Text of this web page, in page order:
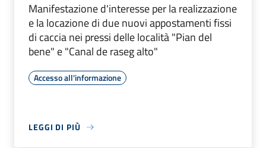
Manifestazione d'interesse per la realizzazione
e la locazione di due nuovi appostamenti fissi
di caccia nei pressi delle località "Pian del
bene" e "Canal de raseg alto"
Accesso all'informazione
LEGGI DI PIÙ